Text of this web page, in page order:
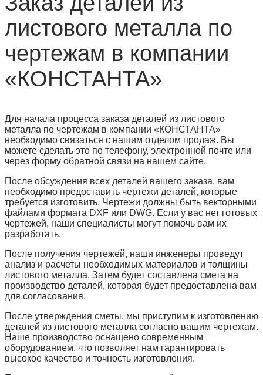
листового металла по
чертежам в компании
«КОНСТАНТА»
Для начала процесса заказа деталей из листового
металла по чертежам в компании «КОНСТАНТА»
необходимо связаться с нашим отделом продаж. Вы
можете сделать это по телефону, электронной почте или
через форму обратной связи на нашем сайте.
После обсуждения всех деталей вашего заказа, вам
необходимо предоставить чертежи деталей, которые
требуется изготовить. Чертежи должны быть векторными
файлами формата DXF или DWG. Если у вас нет готовых
чертежей, наши специалисты могут помочь вам их
разработать.
После получения чертежей, наши инженеры проведут
анализ и расчеты необходимых материалов и толщины
листового металла. Затем будет составлена смета на
производство деталей, которая будет предоставлена вам
для согласования.
После утверждения сметы, мы приступим к изготовлению
деталей из листового металла согласно вашим чертежам.
Наше производство оснащено современным
оборудованием, что позволяет нам гарантировать
высокое качество и точность изготовления.